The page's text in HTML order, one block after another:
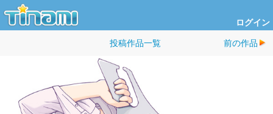
ログイン
投稿作品一覧 前の作品